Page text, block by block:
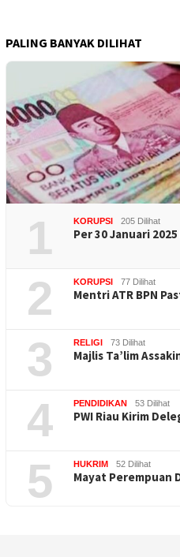
PALING BANYAK DILIHAT
1 KORUPSI 205 Dilihat
Per 30 Januari
2 KORUPSI 77 Dilihat
Mentri ATR BPN
3 RELIGI 73 Dilihat
Majlis Ta’lim
4 PENDIDIKAN 53 Dilihat
PWI Riau Kirim
5 HUKRIM 52 Dilihat
Mayat Perempuan